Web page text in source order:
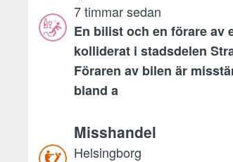
7 timmar sedan
En bilist och en förare av
kolliderat i stadsdelen
Föraren av bilen är
bland a
Misshandel
Helsingborg